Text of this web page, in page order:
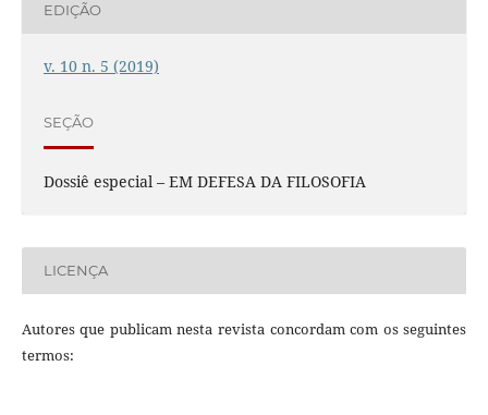
EDIÇÃO
v. 10 n. 5 (2019)
SEÇÃO
Dossiê especial – EM DEFESA DA FILOSOFIA
LICENÇA
Autores que publicam nesta revista concordam com os seguintes
termos: